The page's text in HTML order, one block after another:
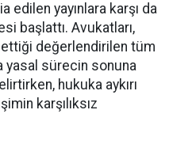
edilen yayınlara karşı da
başlattı. Avukatları,
değerlendirilen tüm
yasal sürecin sonuna
hukuka aykırı
karşılıksız